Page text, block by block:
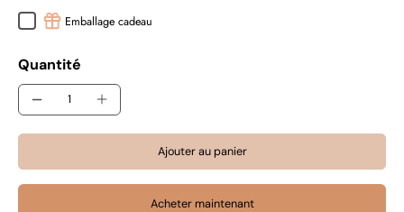
Emballage cadeau
Quantité
Ajouter au panier
Acheter maintenant